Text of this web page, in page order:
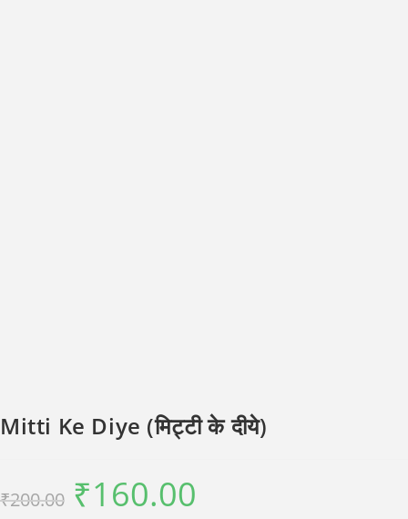
Mitti Ke Diye (मिट्टी के दीये)
₹200.00
Original
price
was:
₹160.00